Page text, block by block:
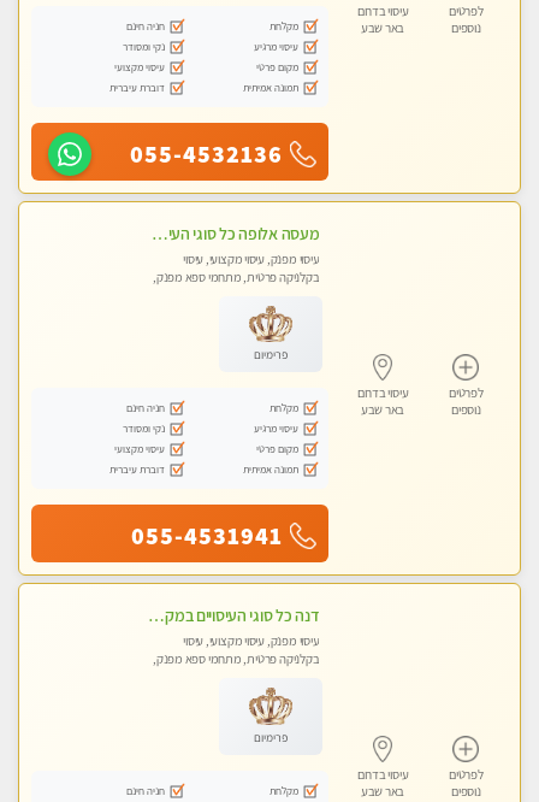
לפרטים
נוספים
עיסוי בדרום
באר שבע
מקלחת
חניה חינם
עיסוי מרגיע
נקי ומסודר
מקום פרטי
עיסוי מקצועי
תמונה אמיתית
דוברת עיברית
055-4532136
לפרטים
נוספים
עיסוי בדרום
באר שבע
מעסה אלופה כל סוגי העיסויים מעסה מקצועית ואיכותית פרטי!!
עיסוי מפנק, עיסוי מקצועי, עיסוי
בקלניקה פרטית, מתחמי ספא מפנק,
פרימיום
מקלחת
חניה חינם
עיסוי מרגיע
נקי ומסודר
מקום פרטי
עיסוי מקצועי
תמונה אמיתית
דוברת עיברית
055-4531941
לפרטים
נוספים
עיסוי בדרום
באר שבע
דנה כל סוגי העיסויים במקום הכי מושלם בעיר בבאר שבע
עיסוי מפנק, עיסוי מקצועי, עיסוי
בקלניקה פרטית, מתחמי ספא מפנק,
פרימיום
מקלחת
חניה חינם